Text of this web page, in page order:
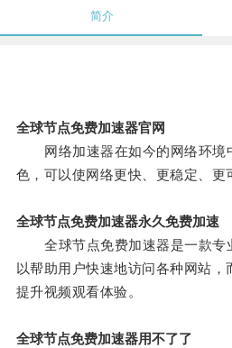
简介
全球节点免费加速器官网
网络加速器在如今的网络环境
色，可以使网络更快、更稳定、更
全球节点免费加速器永久免费加速
全球节点免费加速器是一款专
以帮助用户快速地访问各种网站，
提升视频观看体验。
全球节点免费加速器用不了了